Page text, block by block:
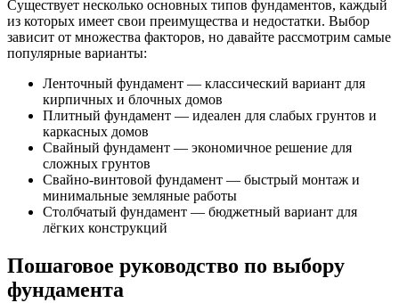
Существует несколько основных типов фундаментов, каждый
из которых имеет свои преимущества и недостатки. Выбор
зависит от множества факторов, но давайте рассмотрим самые
популярные варианты:
Ленточный фундамент — классический вариант для
кирпичных и блочных домов
Плитный фундамент — идеален для слабых грунтов и
каркасных домов
Свайный фундамент — экономичное решение для
сложных грунтов
Свайно-винтовой фундамент — быстрый монтаж и
минимальные земляные работы
Столбчатый фундамент — бюджетный вариант для
лёгких конструкций
Пошаговое руководство по выбору
фундамента